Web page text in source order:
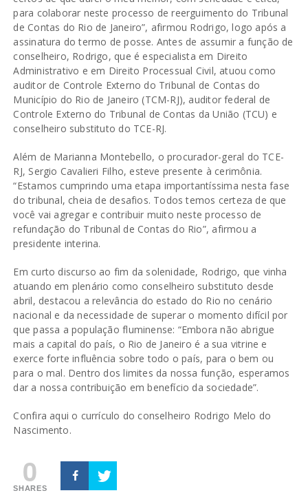
para colaborar neste processo de reerguimento do Tribunal
de Contas do Rio de Janeiro”, afirmou Rodrigo, logo após a
assinatura do termo de posse. Antes de assumir a função de
conselheiro, Rodrigo, que é especialista em Direito
Administrativo e em Direito Processual Civil, atuou como
auditor de Controle Externo do Tribunal de Contas do
Município do Rio de Janeiro (TCM-RJ), auditor federal de
Controle Externo do Tribunal de Contas da União (TCU) e
conselheiro substituto do TCE-RJ.
Além de Marianna Montebello, o procurador-geral do TCE-
RJ, Sergio Cavalieri Filho, esteve presente à cerimônia.
“Estamos cumprindo uma etapa importantíssima nesta fase
do tribunal, cheia de desafios. Todos temos certeza de que
você vai agregar e contribuir muito neste processo de
refundação do Tribunal de Contas do Rio”, afirmou a
presidente interina.
Em curto discurso ao fim da solenidade, Rodrigo, que vinha
atuando em plenário como conselheiro substituto desde
abril, destacou a relevância do estado do Rio no cenário
nacional e da necessidade de superar o momento difícil por
que passa a população fluminense: “Embora não abrigue
mais a capital do país, o Rio de Janeiro é a sua vitrine e
exerce forte influência sobre todo o país, para o bem ou
para o mal. Dentro dos limites da nossa função, esperamos
dar a nossa contribuição em benefício da sociedade”.
Confira aqui o currículo do conselheiro Rodrigo Melo do
Nascimento.
0
SHARES